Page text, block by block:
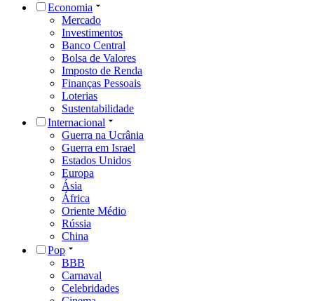
Economia
Mercado
Investimentos
Banco Central
Bolsa de Valores
Imposto de Renda
Finanças Pessoais
Loterias
Sustentabilidade
Internacional
Guerra na Ucrânia
Guerra em Israel
Estados Unidos
Europa
Ásia
África
Oriente Médio
Rússia
China
Pop
BBB
Carnaval
Celebridades